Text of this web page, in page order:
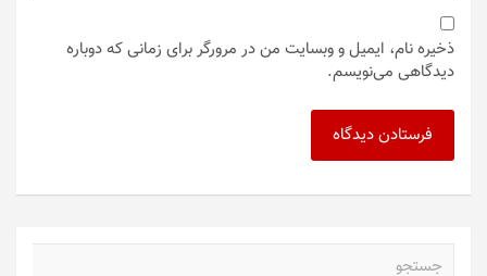
ذخیره نام، ایمیل و وبسایت من در مرورگر برای زمانی که دوباره
دیدگاهی می‌نویسم.